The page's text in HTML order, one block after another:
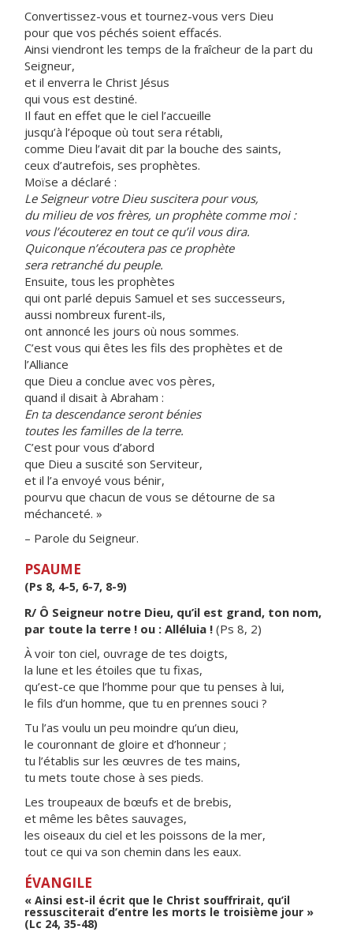
Convertissez-vous et tournez-vous vers Dieu
pour que vos péchés soient effacés.
Ainsi viendront les temps de la fraîcheur de la part du
Seigneur,
et il enverra le Christ Jésus
qui vous est destiné.
Il faut en effet que le ciel l’accueille
jusqu’à l’époque où tout sera rétabli,
comme Dieu l’avait dit par la bouche des saints,
ceux d’autrefois, ses prophètes.
Moïse a déclaré :
Le Seigneur votre Dieu suscitera pour vous,
du milieu de vos frères, un prophète comme moi :
vous l’écouterez en tout ce qu’il vous dira.
Quiconque n’écoutera pas ce prophète
sera retranché du peuple.
Ensuite, tous les prophètes
qui ont parlé depuis Samuel et ses successeurs,
aussi nombreux furent-ils,
ont annoncé les jours où nous sommes.
C’est vous qui êtes les fils des prophètes et de
l’Alliance
que Dieu a conclue avec vos pères,
quand il disait à Abraham :
En ta descendance seront bénies
toutes les familles de la terre.
C’est pour vous d’abord
que Dieu a suscité son Serviteur,
et il l’a envoyé vous bénir,
pourvu que chacun de vous se détourne de sa
méchanceté. »
– Parole du Seigneur.
PSAUME
(Ps 8, 4-5, 6-7, 8-9)
R/ Ô Seigneur notre Dieu, qu’il est grand, ton nom,
par toute la terre ! ou : Alléluia ! (Ps 8, 2)
À voir ton ciel, ouvrage de tes doigts,
la lune et les étoiles que tu fixas,
qu’est-ce que l’homme pour que tu penses à lui,
le fils d’un homme, que tu en prennes souci ?
Tu l’as voulu un peu moindre qu’un dieu,
le couronnant de gloire et d’honneur ;
tu l’établis sur les œuvres de tes mains,
tu mets toute chose à ses pieds.
Les troupeaux de bœufs et de brebis,
et même les bêtes sauvages,
les oiseaux du ciel et les poissons de la mer,
tout ce qui va son chemin dans les eaux.
ÉVANGILE
« Ainsi est-il écrit que le Christ souffrirait, qu’il
ressusciterait d’entre les morts le troisième jour »
(Lc 24, 35-48)